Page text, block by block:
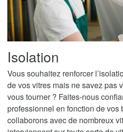
Isolation
Vous souhaitez renforcer
de vos vitres mais ne savez pas
vous tourner ? Faites-nous
professionnel en fonction de vos
collaborons avec de nombreux